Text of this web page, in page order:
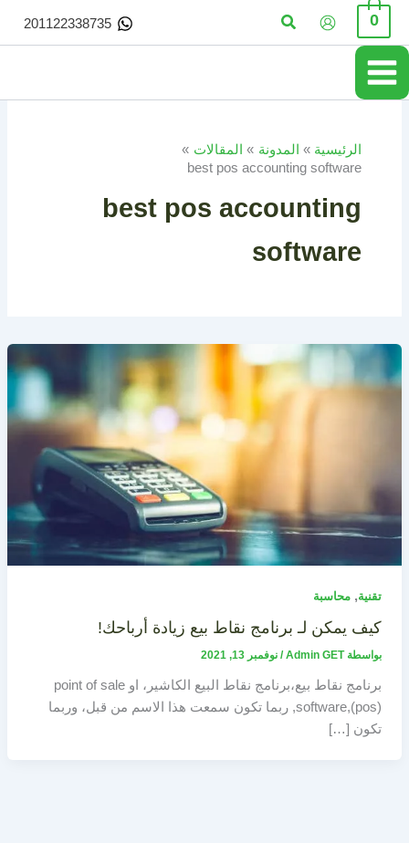
تخطي
المحتوى
0 البحث 201122338735
الرئيسية المدونة
المقالات
best pos accounting software
best pos accounting
software
تقنية, محاسبة
كيف يمكن لـ برنامج نقاط بيع زيادة أرباحك!
بواسطة Admin GET
/ نوفمبر 13, 2021
برنامج نقاط بيع،برنامج نقاط البيع الكاشير، او point of sale
software,(pos), ربما تكون سمعت هذا الاسم من قبل، وربما
تكون […]